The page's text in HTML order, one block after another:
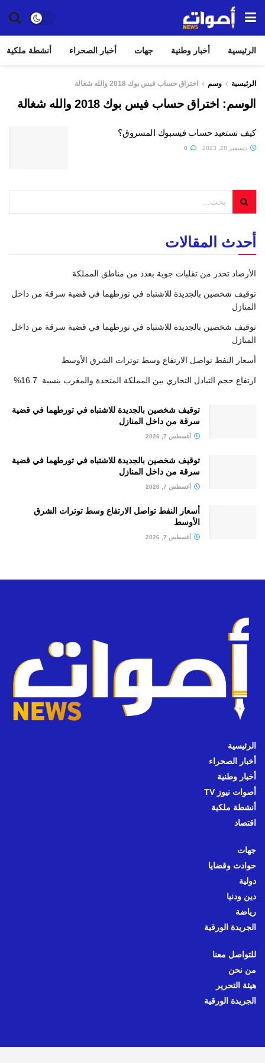
الرئيسية أخبار وطنية جهات أخبار الصحراء أنشطة ملكية
الرئيسية وسم اختراق حساب فيس بوك 2018 والله شغالة
الوسم: اختراق حساب فيس بوك 2018 والله شغالة
كيف تستعيد حساب فيسبوك المسروق؟
ديسمبر 28, 2023
أحدث المقالات
الأرصاد تحذر من تقلبات جوية بعدد من مناطق المملكة
توقيف شخصين بالجديدة للاشتباه في تورطهما في قضية سرقة من داخل
المنازل
توقيف شخصين بالجديدة للاشتباه في تورطهما في قضية سرقة من داخل
المنازل
أسعار النفط تواصل الارتفاع وسط توترات الشرق الأوسط
ارتفاع حجم التبادل التجاري بين المملكة المتحدة والمغرب بنسبة 16.7%
توقيف شخصين بالجديدة للاشتباه في تورطهما في قضية
سرقة من داخل المنازل
أغسطس 7, 2026
توقيف شخصين بالجديدة للاشتباه في تورطهما في قضية
سرقة من داخل المنازل
أغسطس 7, 2026
أسعار النفط تواصل الارتفاع وسط توترات الشرق
الأوسط
أغسطس 7, 2026
الرئيسية
أخبار الصحراء
أخبار وطنية
أصوات نيوز TV
أنشطة ملكية
اقتصاد
جهات
حوادث وقضايا
دولية
دين ودنيا
رياضة
الجريدة الورقية
للتواصل معنا
من نحن
هيئة التحرير
الجريدة الورقية